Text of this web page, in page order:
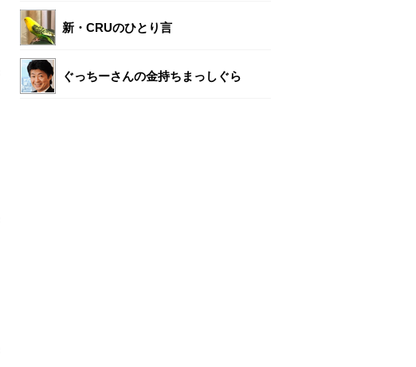
新・CRUのひとり言
ぐっちーさんの金持ちまっしぐら